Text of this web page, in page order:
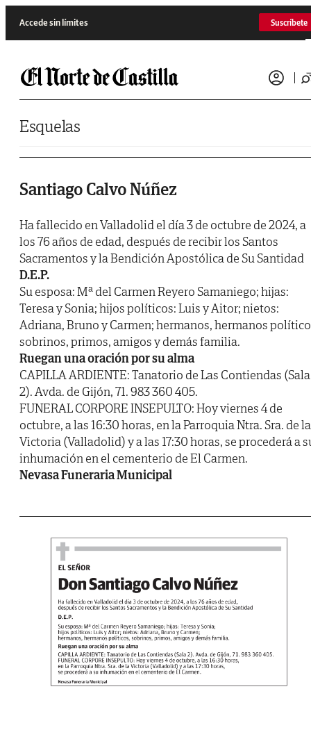
Accede sin límites Suscríbete
Esquelas
Santiago Calvo Núñez
Ha fallecido en Valladolid el día 3 de octubre de 2024, a
los 76 años de edad, después de recibir los Santos
Sacramentos y la Bendición Apostólica de Su Santidad
D.E.P.
Su esposa: Mª del Carmen Reyero Samaniego; hijas:
Teresa y Sonia; hijos políticos: Luis y Aitor; nietos:
Adriana, Bruno y Carmen; hermanos, hermanos
sobrinos, primos, amigos y demás familia.
Ruegan una oración por su alma
CAPILLA ARDIENTE: Tanatorio de Las Contiendas (Sala
2). Avda. de Gijón, 71. 983 360 405.
FUNERAL CORPORE INSEPULTO: Hoy viernes 4 de
octubre, a las 16:30 horas, en la Parroquia Ntra. Sra. de la
Victoria (Valladolid) y a las 17:30 horas, se procederá a
inhumación en el cementerio de El Carmen.
Nevasa Funeraria Municipal